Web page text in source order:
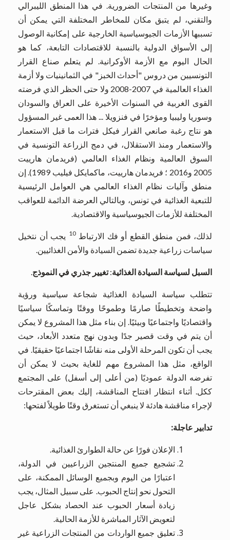
وغيرها من المنتجات الضرورية. في هذا المنطق الليبرالي
والتقني، لم يتبق مكان للمخاطر المختلفة التي يمكن أن
تسببها الأزمات الجيوسياسية الخارجية على إمكانية الوصول
إلى الأسواق الدولية بالنسبة للاقتصادات التابعة، كما هو
الحال اليوم مع الأزمة الأوكرانية. لم يتعلم صناع القرار
التونسيين من دروس "أحداث الخبز" في الثمانينيات ولا أزمة
الغذاء العالمية في 2007-2008 ولا حتى الحظر الذي فرضته
القوى الغربية في السنوات الأخيرة على العراق والسودان
وسوريا وليبيا ومؤخرًا في فنزويلا ... هذا العمى غير المسؤول
هو نتاج رغبة صانعي القرار فيكل فترات ما قبل الاستعمار
والاستعمار ومنذ الاستقلال، في دمج الزراعة التونسية في
السوق العالمية ونظام الغذاء العالمي (فريدمان هارييت
2005 و2016 ؛ فريدمان هارييت، ماكمايكل فيليب 1989). إن
منطق وآليات نظام الغذاء العالمي هي العوامل الرئيسية
للتبعية الغذائية في تونس، وبالتالي العرضة الدائمة للعواقب
المختلفة للأزمات الجيوسياسية والاقتصادية.
لذلك، فمن منطق القطع أو فك الارتباط10 يجب أن نتخيل
سياسات زراعية جديدة تضمن السيادة والأمن الغذائيين.
السبل لسياسة السيادة الغذائية:تغيير جذري في النموذج
تتطلب سياسة السيادة الغذائية شجاعة سياسية ورؤية
واضحة وتخطيطًا صارمًا وطموحًا ووقتًا وتماسكًا سياسيًا
واقتصاديًا واجتماعيًا وبيئيًا. إن بناء مثل هذا المشروع لا يمكن
أن يتم في وقت قصير جدًا وبدون نهج متعدد الأبعاد، حيث
يجب أن تكون المرحلة الأولى منه نقاشًا اجتماعيًا حقيقيًا. في
الواقع، مثل هذا المشروع مهم للغاية بحيث لا يمكن أن
تفرضه الدولة عموديًا (من أعلى إلى أسفل) على المجتمع
ككل. أثناء انتظار افتتاح المناقشة، إليك بعض المقترحات
لإجراء مناقشة هادئة لا ينبغي أن تستغرق وقتًا طويلاً لفتحها:
تدابير عاجلة:
الإعلان فورًا عن حالة الطوارئ الغذائية.
تشجيع جميع المنتجين الزراعيين في الدولة،
اعتبارًا من اليوم وبجميع الوسائل الممكنة، على
التحول نحو إنتاج الحبوب. على سبيل المثال، يجب
زيادة أسعار الحبوب عند الحصاد بشكل عاجل
لتعويض الآثار المباشرة للأزمة الحالية.
تعليق جميع الواردات من المنتجات الزراعية غير